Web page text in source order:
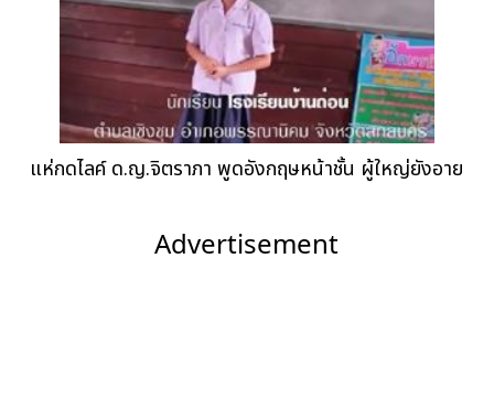
แห่กดไลค์ ด.ญ.จิตราภา พูดอังกฤษหน้าชั้น ผู้ใหญ่ยังอาย
Advertisement